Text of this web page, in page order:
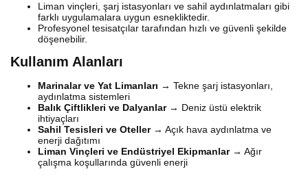
Liman vinçleri, şarj istasyonları ve sahil aydınlatmaları gibi
farklı uygulamalara uygun esnekliktedir.
Profesyonel tesisatçılar tarafından hızlı ve güvenli şekilde
döşenebilir.
Kullanım Alanları
Marinalar ve Yat Limanları → Tekne şarj istasyonları,
aydınlatma sistemleri
Balık Çiftlikleri ve Dalyanlar→ Deniz üstü elektrik
ihtiyaçları
Sahil Tesisleri ve Oteller→ Açık hava aydınlatma ve
enerji dağıtımı
Liman Vinçleri ve Endüstriyel Ekipmanlar→ Ağır
çalışma koşullarında güvenli enerji